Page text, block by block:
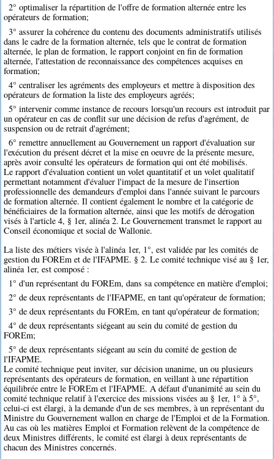
2° optimaliser la répartition de l'offre de formation alternée entre les
opérateurs de formation;
3° assurer la cohérence du contenu des documents administratifs utilisés
dans le cadre de la formation alternée, tels que le contrat de formation
alternée, le plan de formation, le rapport conjoint en fin de formation
alternée, l'attestation de reconnaissance des compétences acquises en
formation;
4° centraliser les agréments des employeurs et mettre à disposition des
opérateurs de formation la liste des employeurs agréés;
5° intervenir comme instance de recours lorsqu'un recours est introduit par
un opérateur en cas de conflit sur une décision de refus d'agrément, de
suspension ou de retrait d'agrément;
6° remettre annuellement au Gouvernement un rapport d'évaluation sur
l'exécution du présent décret et la mise en oeuvre de la présente mesure,
après avoir consulté les opérateurs de formation qui ont été mobilisés.
Le rapport d'évaluation contient un volet quantitatif et un volet qualitatif
permettant notamment d'évaluer l'impact de la mesure de l'insertion
professionnelle des demandeurs d'emploi dans l'année suivant le parcours
de formation alternée. Il contient également le nombre et la catégorie de
bénéficiaires de la formation alternée, ainsi que les motifs de dérogation
visés à l'article 4, § 1er, alinéa 2. Le Gouvernement transmet le rapport au
Conseil économique et social de Wallonie.
La liste des métiers visée à l'alinéa 1er, 1°, est validée par les comités de
gestion du FOREm et de l'IFAPME. § 2. Le comité technique visé au § 1er,
alinéa 1er, est composé :
1° d'un représentant du FOREm, dans sa compétence en matière d'emploi;
2° de deux représentants de l'IFAPME, en tant qu'opérateur de formation;
3° de deux représentants du FOREm, en tant qu'opérateur de formation;
4° de deux représentants siégeant au sein du comité de gestion du
FOREm;
5° de deux représentants siégeant au sein du comité de gestion de
l'IFAPME.
Le comité technique peut inviter, sur décision unanime, un ou plusieurs
représentants des opérateurs de formation, en veillant à une répartition
équilibrée entre le FOREm et l'IFAPME. A défaut d'unanimité au sein du
comité technique relatif à l'exercice des missions visées au § 1er, 1° à 5°,
celui-ci est élargi, à la demande d'un de ses membres, à un représentant du
Ministre du Gouvernement wallon en charge de l'Emploi et de la Formation.
Au cas où les matières Emploi et Formation relèvent de la compétence de
deux Ministres différents, le comité est élargi à deux représentants de
chacun des Ministres concernés.